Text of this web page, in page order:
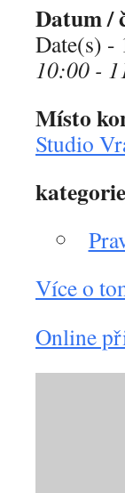
Datum /
Date(s) -
10:00 -
Místo
Studio
kategorie
Více o
Online